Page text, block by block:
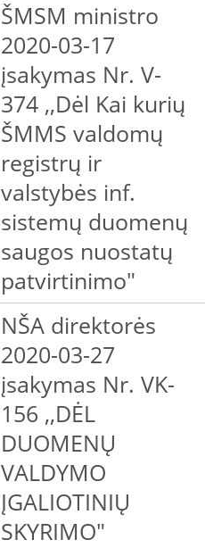
ŠMSM ministro
2020-03-17
įsakymas Nr. V-
374 ,,Dėl Kai kurių
ŠMMS valdomų
registrų ir
valstybės inf.
sistemų duomenų
saugos nuostatų
patvirtinimo"
NŠA direktorės
2020-03-27
įsakymas Nr. VK-
156 ,,DĖL
DUOMENŲ
VALDYMO
ĮGALIOTINIŲ
SKYRIMO"